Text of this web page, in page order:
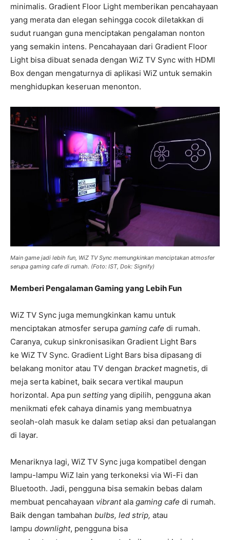
minimalis. Gradient Floor Light memberikan pencahayaan
yang merata dan elegan sehingga cocok diletakkan di
sudut ruangan guna menciptakan pengalaman nonton
yang semakin intens. Pencahayaan dari Gradient Floor
Light bisa dibuat senada dengan WiZ TV Sync with HDMI
Box dengan mengaturnya di aplikasi WiZ untuk semakin
menghidupkan keseruan menonton.
Main game jadi lebih fun, WiZ TV Sync memungkinkan menciptakan atmosfer
serupa gaming cafe di rumah. (Foto: IST, Dok: Signify)
Memberi Pengalaman Gaming yang Lebih Fun
WiZ TV Sync juga memungkinkan kamu untuk
menciptakan atmosfer serupa gaming cafe di rumah.
Caranya, cukup sinkronisasikan Gradient Light Bars
ke WiZ TV Sync. Gradient Light Bars bisa dipasang di
belakang monitor atau TV dengan bracketmagnetis, di
meja serta kabinet, baik secara vertikal maupun
horizontal. Apa pun setting yang dipilih, pengguna akan
menikmati efek cahaya dinamis yang membuatnya
seolah-olah masuk ke dalam setiap aksi dan petualangan
di layar.
Menariknya lagi, WiZ TV Sync juga kompatibel dengan
lampu-lampu WiZ lain yang terkoneksi via Wi-Fi dan
Bluetooth. Jadi, pengguna bisa semakin bebas dalam
membuat pencahayaan vibrantala gaming cafe di rumah.
Baik dengan tambahan bulbs, led strip, atau
lampu downlight, pengguna bisa